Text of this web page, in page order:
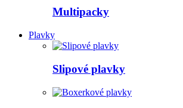
Multipacky
Plavky
Slipové plavky